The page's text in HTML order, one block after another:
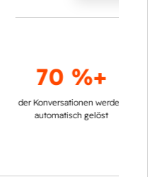
70 %+
der Konversationen werden
automatisch gelöst